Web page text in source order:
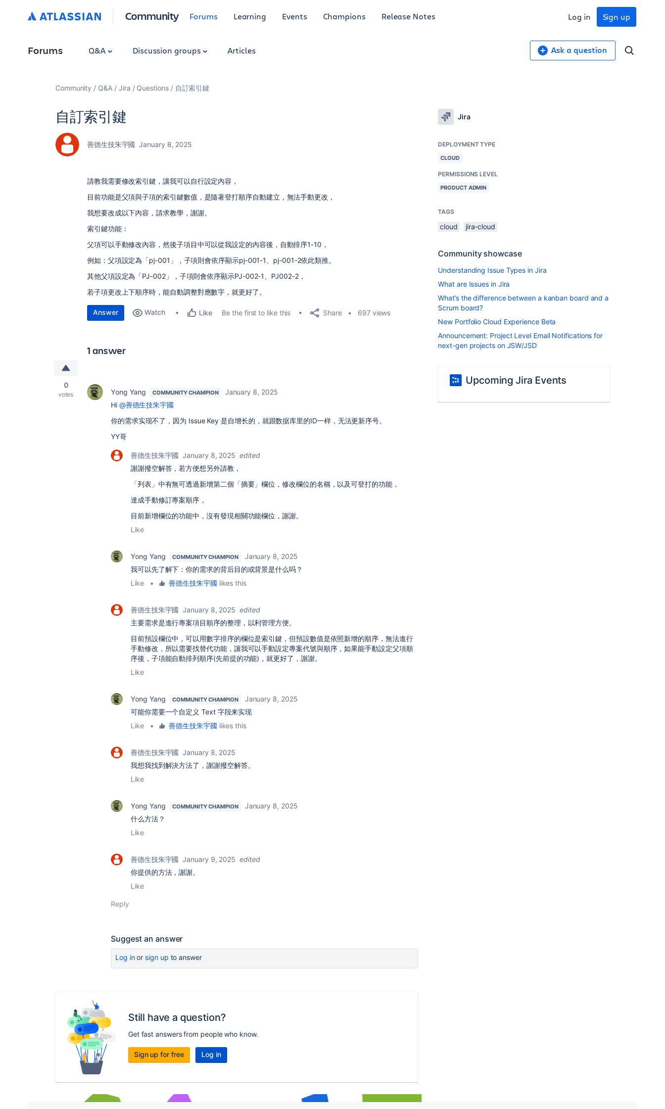
Community Forums Learning Events Champions Release Notes Sign up
Log in
Forums Q&A Discussion groups Articles Ask a question
Community Q&A Jira Questions 自訂索引鍵
自訂索引鍵
善德生技朱宇國 January 8, 2025
請教我需要修改索引鍵，讓我可以自行設定內容，
目前功能是父項與子項的索引鍵數值，是隨著登打順序自動建立，無法手動更改，
我想要改成以下內容，請求教學，謝謝。
索引鍵功能：
父項可以手動修改內容，然後子項目中可以從我設定的內容後，自動排序1-10，
例如：父項設定為「pj-001」，子項則會依序顯示pj-001-1、pj-001-2依此類推。
其他父項設定為「PJ-002」，子項則會依序顯示PJ-002-1、PJ002-2，
若子項更改上下順序時，能自動調整對應數字，就更好了。
Answer Watch Like Be the first to like this Share 697 views
1 answer
0
votes Yong Yang COMMUNITY CHAMPION
January 8, 2025
Hi @善德生技朱宇國
你的需求实现不了，因为 Issue Key 是自增长的，就跟数据库里的ID一样，无法更新序号。
YY哥
善德生技朱宇國 January 8, 2025 edited
謝謝撥空解答，若方便想另外請教，
「列表」中有無可透過新增第二個「摘要」欄位，修改欄位的名稱，以及可登打的功能，
達成手動修訂專案順序，
目前新增欄位的功能中，沒有發現相關功能欄位，謝謝。
Like
Yong Yang COMMUNITY CHAMPION
January 8, 2025
我可以先了解下：你的需求的背后目的或背景是什么吗？
Like
• 善德生技朱宇國 likes this
善德生技朱宇國 January 8, 2025 edited
主要需求是進行專案項目順序的整理，以利管理方便。
目前預設欄位中，可以用數字排序的欄位是索引鍵，但預設數值是依照新增的順序，無法進行
手動修改，所以需要找替代功能，讓我可以手動設定專案代號與順序，如果能手動設定父項順
序後，子項能自動排列順序(先前提的功能)，就更好了，謝謝。
Like
Yong Yang COMMUNITY CHAMPION
January 8, 2025
可能你需要一个自定义 Text 字段来实现
Like
• 善德生技朱宇國 likes this
善德生技朱宇國 January 8, 2025
我想我找到解決方法了，謝謝撥空解答。
Like
Yong Yang COMMUNITY CHAMPION
January 8, 2025
什么方法？
Like
善德生技朱宇國 January 9, 2025 edited
你提供的方法，謝謝。
Like
Reply
Suggest an answer
Log inor sign up to answer
Still have a question?
Get fast answers from people who know.
Sign up for free Log in
Jira
DEPLOYMENT TYPE
CLOUD
PERMISSIONS LEVEL
PRODUCT ADMIN
TAGS
cloud jira-cloud
Community showcase
Understanding Issue Types in Jira
What are Issues in Jira
What’s the difference between a kanban board and a
Scrum board?
New Portfolio Cloud Experience Beta
Announcement: Project Level Email Notifications for
next-gen projects on JSW/JSD
Upcoming Jira Events